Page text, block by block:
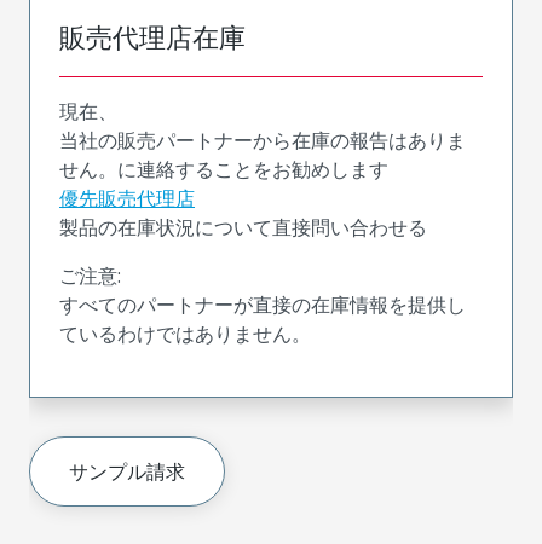
販売代理店在庫
現在、
当社の販売パートナーから在庫の報告はありま
せん。に連絡することをお勧めします
優先販売代理店
製品の在庫状況について直接問い合わせる
ご注意:
すべてのパートナーが直接の在庫情報を提供し
ているわけではありません。
サンプル請求